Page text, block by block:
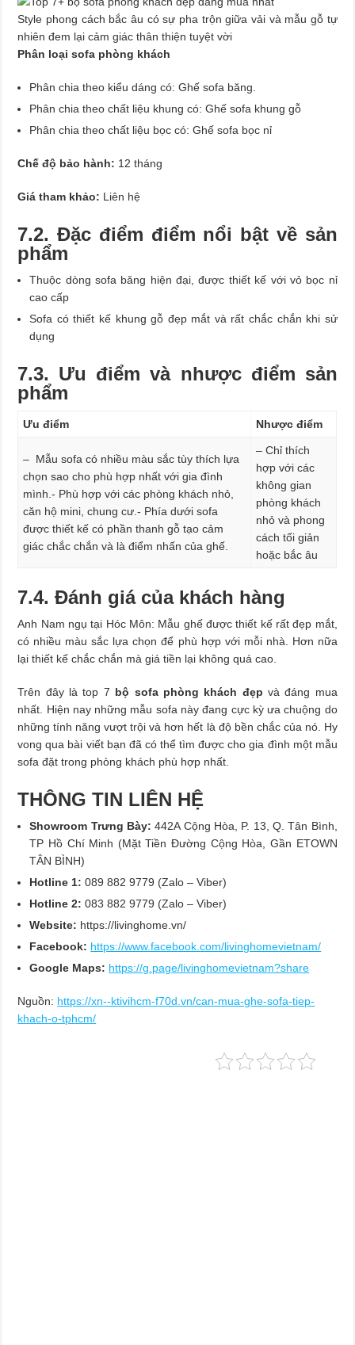
Style phong cách bắc âu có sự pha trộn giữa vải và mẫu gỗ tự
nhiên đem lại cảm giác thân thiện tuyệt vời
Phân loại sofa phòng khách
Phân chia theo kiểu dáng có: Ghế sofa băng.
Phân chia theo chất liệu khung có: Ghế sofa khung gỗ
Phân chia theo chất liệu bọc có: Ghế sofa bọc nỉ
Chế độ bảo hành: 12 tháng
Giá tham khảo: Liên hệ
7.2. Đặc điểm điểm nổi bật về sản
phẩm
Thuộc dòng sofa băng hiện đại, được thiết kế với vỏ bọc nỉ
cao cấp
Sofa có thiết kế khung gỗ đẹp mắt và rất chắc chắn khi sử
dụng
7.3. Ưu điểm và nhược điểm sản
phẩm
Ưu điểm Nhược điểm
– Mẫu sofa có nhiều màu sắc tùy thích lựa
chọn sao cho phù hợp nhất với gia đình
mình.- Phù hợp với các phòng khách nhỏ,
căn hộ mini, chung cư.- Phía dưới sofa
được thiết kế có phần thanh gỗ tạo cảm
giác chắc chắn và là điểm nhấn của ghế.
– Chỉ thích
hợp với các
không gian
phòng khách
nhỏ và phong
cách tối giản
hoặc bắc âu
7.4. Đánh giá của khách hàng
Anh Nam ngụ tại Hóc Môn: Mẫu ghế được thiết kế rất đẹp mắt,
có nhiều màu sắc lựa chọn để phù hợp với mỗi nhà. Hơn nữa
lại thiết kế chắc chắn mà giá tiền lại không quá cao.
Trên đây là top 7 bộ sofa phòng khách đẹp và đáng mua
nhất. Hiện nay những mẫu sofa này đang cực kỳ ưa chuộng do
những tính năng vượt trội và hơn hết là độ bền chắc của nó. Hy
vong qua bài viết bạn đã có thể tìm được cho gia đình một mẫu
sofa đặt trong phòng khách phù hợp nhất.
THÔNG TIN LIÊN HỆ
Showroom Trưng Bày: 442A Cộng Hòa, P. 13, Q. Tân Bình,
TP Hồ Chí Minh (Mặt Tiền Đường Cộng Hòa, Gần ETOWN
TÂN BÌNH)
Hotline 1: 089 882 9779 (Zalo – Viber)
Hotline 2:083 882 9779 (Zalo – Viber)
Website: https://livinghome.vn/
Facebook: https://www.facebook.com/livinghomevietnam/
Google Maps: https://g.page/livinghomevietnam?share
Nguồn: https://xn--ktivihcm-f70d.vn/can-mua-ghe-sofa-tiep-
khach-o-tphcm/